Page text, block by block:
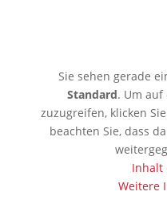
Sie sehen gerade
Standard. Um
zuzugreifen, klicken
beachten Sie, dass
Inhalt
Weitere